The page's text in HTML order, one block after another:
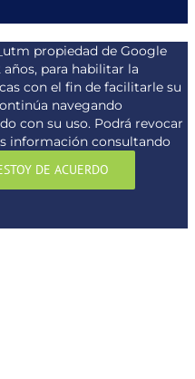
propiedad de Google
para habilitar la
con el fin de facilitarle su
navegando
con su uso. Podrá revocar
información consultando
DE ACUERDO